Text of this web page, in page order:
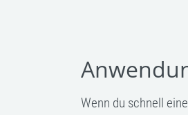
Wenn du schnell